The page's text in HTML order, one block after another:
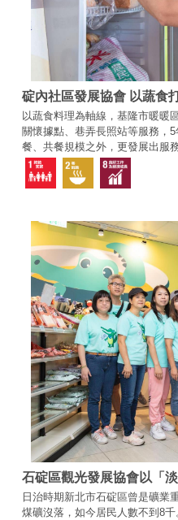
碇內社區發展協會 以蔬食
以蔬食料理為軸線，基隆市暖暖
關懷據點、巷弄長照站等服務，
餐、共餐規模之外，更發展出服
等設置，服務能量充沛，也提升
石碇區觀光發展協會以「
日治時期新北市石碇區曾是礦業
煤礦沒落，如今居民人數不到8